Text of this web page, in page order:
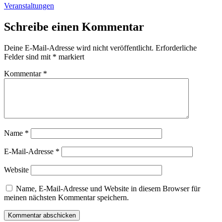
Veranstaltungen
Schreibe einen Kommentar
Deine E-Mail-Adresse wird nicht veröffentlicht. Erforderliche
Felder sind mit * markiert
Kommentar *
Name *
E-Mail-Adresse *
Website
Name, E-Mail-Adresse und Website in diesem Browser für
meinen nächsten Kommentar speichern.